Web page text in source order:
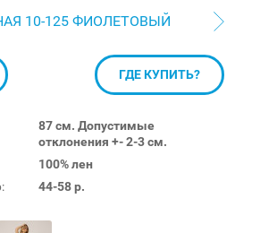
10-125 ФИОЛЕТОВЫЙ
87 см. Допустимые
отклонения +- 2-3 см.
100% лен
44-58 р.
ГДЕ КУПИТЬ?